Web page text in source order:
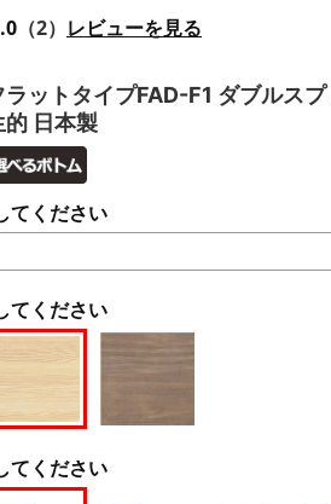
（2） レビューを見る
ラットタイプFAD-F1 ダブルス
日本製
てください
てください
てください